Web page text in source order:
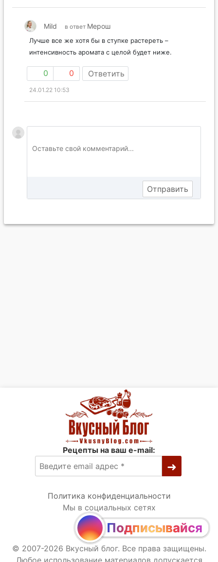
Mild в ответ Мерош
Лучше все же хотя бы в ступке растереть –
интенсивность аромата с целой будет ниже.
0 0 Ответить
24.01.22 10:53
Рецепты на ваш e-mail:
Политика конфиденциальности
Мы в социальных сетях
Подписывайся
© 2007-2026 Вкусный блог. Все права защищены.
Любое использование материалов допускается